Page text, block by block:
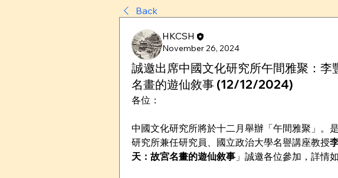
Back
HKCSH
November 26, 2024
誠邀出席中國文化研究所午間雅聚：
名畫的遊仙敘事 (12/12/2024)
各位：
中國文化研究所將於十二月舉辦「午間雅聚」。
研究所兼任研究員、國立政治大學名譽講座教授
天：故宮名畫的遊仙敘事 」誠邀各位參加，詳情